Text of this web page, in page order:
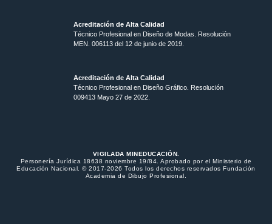
Acreditación de Alta Calidad
Técnico Profesional en Diseño de Modas. Resolución
MEN. 006113 del 12 de junio de 2019.
Acreditación de Alta Calidad
Técnico Profesional en Diseño Gráfico. Resolución
009413 Mayo 27 de 2022.
VIGILADA MINEDUCACIÓN.
Personería Jurídica 18638 noviembre 19/84. Aprobado por el Ministerio de
Educación Nacional. © 2017-2026 Todos los derechos reservados Fundación
Academia de Dibujo Profesional.